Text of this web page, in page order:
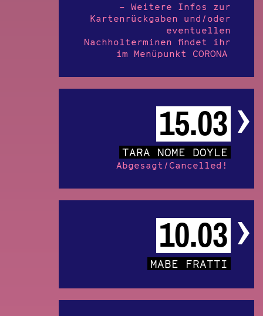
– Weitere Infos zur
Kartenrückgaben und/oder
eventuellen
Nachholterminen findet ihr
im Menüpunkt CORONA
15.03
TARA NOME DOYLE
Abgesagt/Cancelled!
10.03
MABE FRATTI